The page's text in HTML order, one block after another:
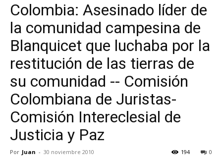
Colombia: Asesinado líder de
la comunidad campesina de
Blanquicet que luchaba por la
restitución de las tierras de
su comunidad -- Comisión
Colombiana de Juristas-
Comisión Intereclesial de
Justicia y Paz
Por Juan - 30 noviembre 2010 0
194